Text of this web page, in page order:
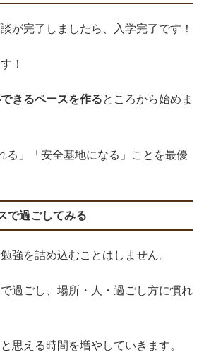
が完了しましたら、入学完了です！
！
きるペースを作るところから始めま
る」「安全基地になる」ことを最優
で過ごしてみる
強を詰め込むことはしません。
過ごし、場所・人・過ごし方に慣れ
思える時間を増やしていきます。